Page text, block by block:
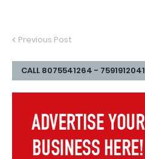
Previous Post
CALL 8075541264 - 7591912041